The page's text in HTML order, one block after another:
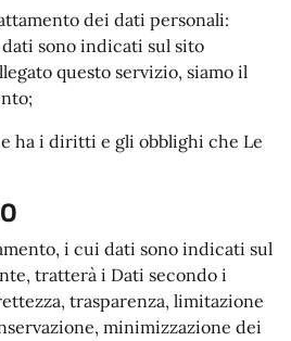
dei dati personali:
sono indicati sul sito
questo servizio, siamo il
e ha i diritti e gli obblighi che Le
i cui dati sono indicati sul
tratterà i Dati secondo i
trasparenza, limitazione
minimizzazione dei